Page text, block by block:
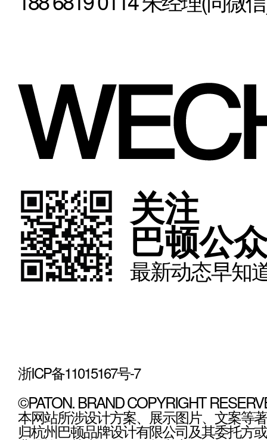
关注
巴顿公
最新动态早知
浙ICP备11015167号-7
©PATON. BRAND COPYRIGHT
本网站所涉设计方案、展示图片、文案等
归杭州巴顿品牌设计有限公司及其委托方